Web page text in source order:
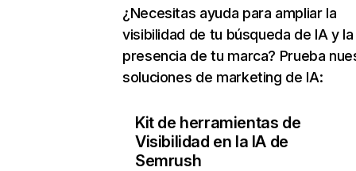
¿Necesitas ayuda para ampliar la
visibilidad de tu búsqueda de IA y la
presencia de tu marca? Prueba
soluciones de marketing de IA:
Kit de herramientas de
Visibilidad en la IA de
Semrush